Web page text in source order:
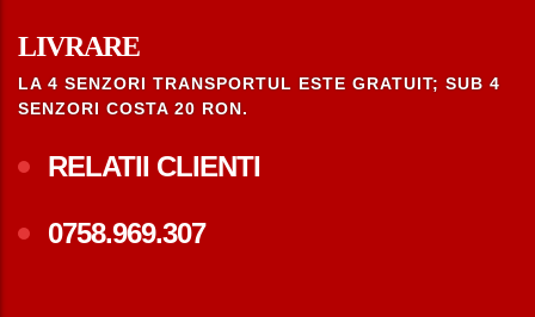
LIVRARE
LA 4 SENZORI TRANSPORTUL ESTE GRATUIT; SUB 4
SENZORI COSTA 20 RON.
RELATII CLIENTI
0758.969.307